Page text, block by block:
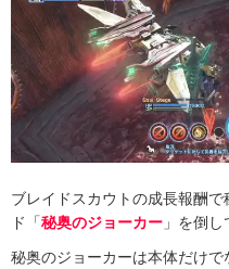
ブレイドスカウトの成長報酬
ド「秘奥のジョーカー 」を倒
秘奥のジョーカーは本体だけ